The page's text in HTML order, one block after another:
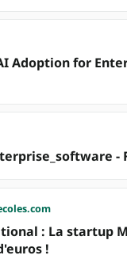
Adoption for
-
: La startup
!